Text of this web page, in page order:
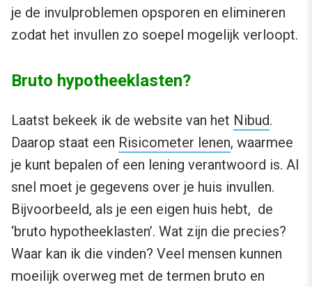
je de invulproblemen opsporen en elimineren
zodat het invullen zo soepel mogelijk verloopt.
Bruto hypotheeklasten?
Laatst bekeek ik de website van het Nibud.
Daarop staat een Risicometer lenen, waarmee
je kunt bepalen of een lening verantwoord is. Al
snel moet je gegevens over je huis invullen.
Bijvoorbeeld, als je een eigen huis hebt, de
‘bruto hypotheeklasten’. Wat zijn die precies?
Waar kan ik die vinden? Veel mensen kunnen
moeilijk overweg met de termen bruto en